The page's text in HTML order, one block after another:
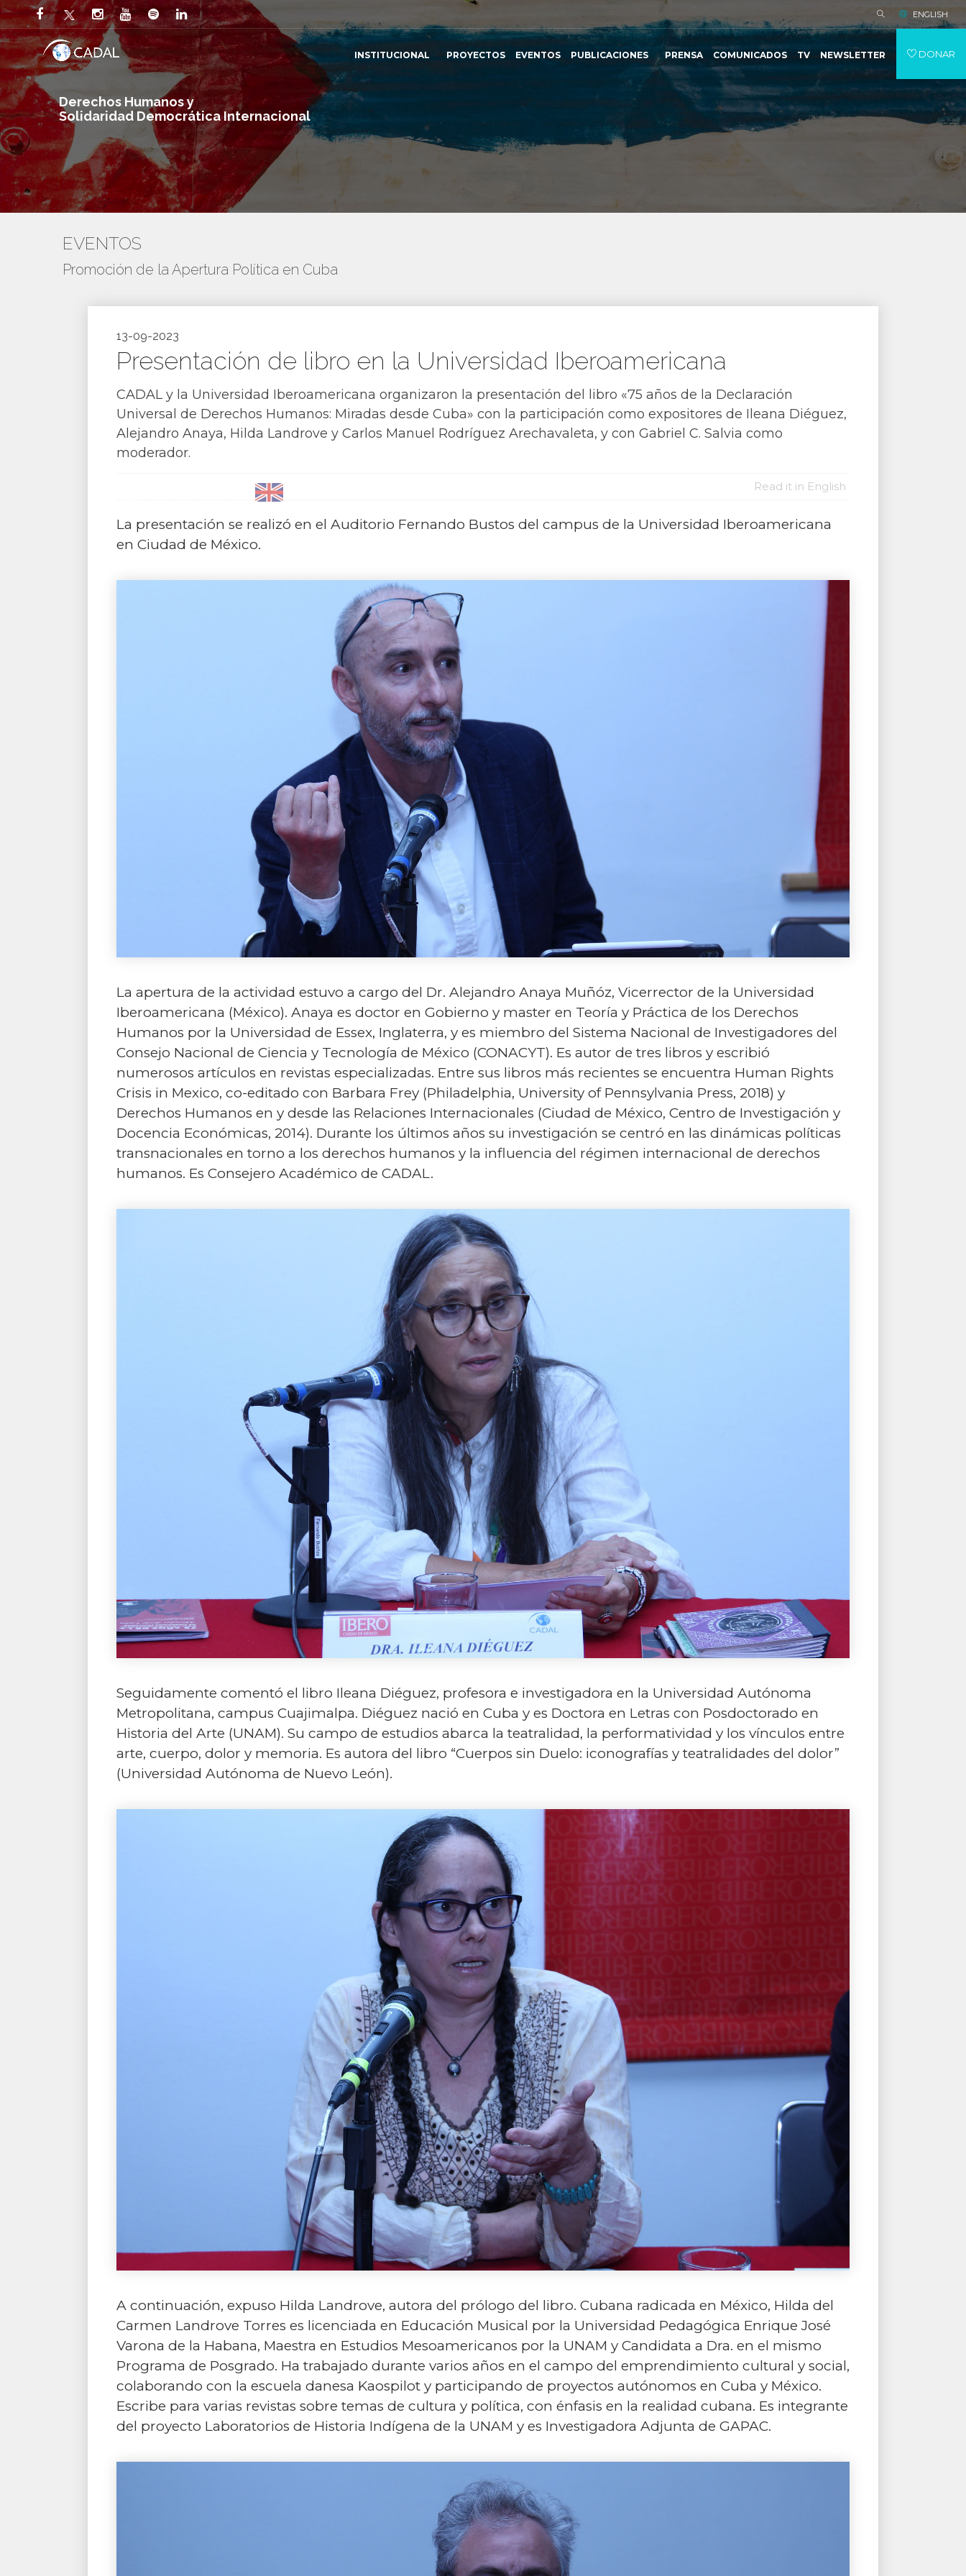
Derechos Humanos y
Solidaridad Democrática Internacional
ENGLISH
INSTITUCIONAL PROYECTOS EVENTOS PUBLICACIONES PRENSA COMUNICADOS TV NEWSLETTER DONAR
EVENTOS
Promoción de la Apertura Política en Cuba
13-09-2023
Presentación de libro en la Universidad Iberoamericana
CADAL y la Universidad Iberoamericana organizaron la presentación del libro «75 años de la Declaración
Universal de Derechos Humanos: Miradas desde Cuba» con la participación como expositores de Ileana Diéguez,
Alejandro Anaya, Hilda Landrove y Carlos Manuel Rodríguez Arechavaleta, y con Gabriel C. Salvia como
moderador.
Read it in English
La presentación se realizó en el Auditorio Fernando Bustos del campus de la Universidad Iberoamericana
en Ciudad de México.
La apertura de la actividad estuvo a cargo del Dr. Alejandro Anaya Muñóz, Vicerrector de la Universidad
Iberoamericana (México). Anaya es doctor en Gobierno y master en Teoría y Práctica de los Derechos
Humanos por la Universidad de Essex, Inglaterra, y es miembro del Sistema Nacional de Investigadores del
Consejo Nacional de Ciencia y Tecnología de México (CONACYT). Es autor de tres libros y escribió
numerosos artículos en revistas especializadas. Entre sus libros más recientes se encuentra Human Rights
Crisis in Mexico, co-editado con Barbara Frey (Philadelphia, University of Pennsylvania Press, 2018) y
Derechos Humanos en y desde las Relaciones Internacionales (Ciudad de México, Centro de Investigación y
Docencia Económicas, 2014). Durante los últimos años su investigación se centró en las dinámicas políticas
transnacionales en torno a los derechos humanos y la influencia del régimen internacional de derechos
humanos. Es Consejero Académico de CADAL.
Seguidamente comentó el libro Ileana Diéguez, profesora e investigadora en la Universidad Autónoma
Metropolitana, campus Cuajimalpa. Diéguez nació en Cuba y es Doctora en Letras con Posdoctorado en
Historia del Arte (UNAM). Su campo de estudios abarca la teatralidad, la performatividad y los vínculos entre
arte, cuerpo, dolor y memoria. Es autora del libro “Cuerpos sin Duelo: iconografías y teatralidades del dolor”
(Universidad Autónoma de Nuevo León).
A continuación, expuso Hilda Landrove, autora del prólogo del libro. Cubana radicada en México, Hilda del
Carmen Landrove Torres es licenciada en Educación Musical por la Universidad Pedagógica Enrique José
Varona de la Habana, Maestra en Estudios Mesoamericanos por la UNAM y Candidata a Dra. en el mismo
Programa de Posgrado. Ha trabajado durante varios años en el campo del emprendimiento cultural y social,
colaborando con la escuela danesa Kaospilot y participando de proyectos autónomos en Cuba y México.
Escribe para varias revistas sobre temas de cultura y política, con énfasis en la realidad cubana. Es integrante
del proyecto Laboratorios de Historia Indígena de la UNAM y es Investigadora Adjunta de GAPAC.